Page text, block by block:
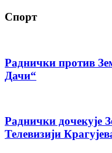
Спорт
Раднички против
Дачи“
Раднички дочекује
Телевизији